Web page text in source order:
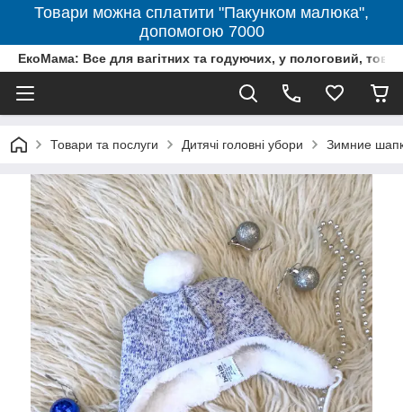
Товари можна сплатити "Пакунком малюка",
допомогою 7000
ЕкоМама: Все для вагітних та годуючих, у пологовий,
Товари та послуги Дитячі головні убори Зимние